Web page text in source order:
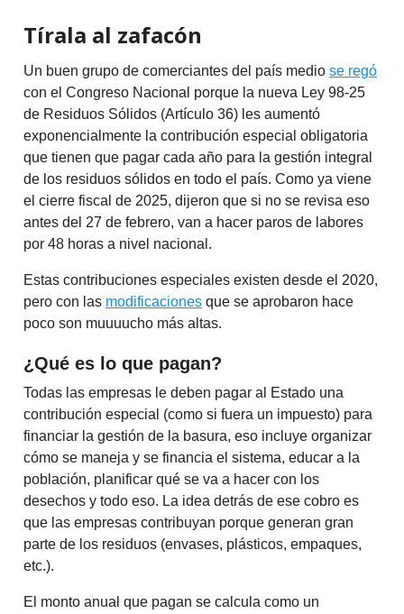
Tírala al zafacón
Un buen grupo de comerciantes del país medio se regó
con el Congreso Nacional porque la nueva Ley 98-25
de Residuos Sólidos (Artículo 36) les aumentó
exponencialmente la contribución especial obligatoria
que tienen que pagar cada año para la gestión integral
de los residuos sólidos en todo el país. Como ya viene
el cierre fiscal de 2025, dijeron que si no se revisa eso
antes del 27 de febrero, van a hacer paros de labores
por 48 horas a nivel nacional.
Estas contribuciones especiales existen desde el 2020,
pero con las modificaciones que se aprobaron hace
poco son muuuucho más altas.
¿Qué es lo que pagan?
Todas las empresas le deben pagar al Estado una
contribución especial (como si fuera un impuesto) para
financiar la gestión de la basura, eso incluye organizar
cómo se maneja y se financia el sistema, educar a la
población, planificar qué se va a hacer con los
desechos y todo eso. La idea detrás de ese cobro es
que las empresas contribuyan porque generan gran
parte de los residuos (envases, plásticos, empaques,
etc.).
El monto anual que pagan se calcula como un